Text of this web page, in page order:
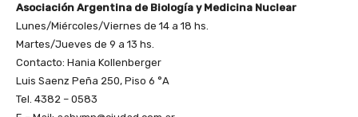
Asociación Argentina de Biología y Medicina Nuclear
Lunes/Miércoles/Viernes de 14 a 18 hs.
Martes/Jueves de 9 a 13 hs.
Contacto: Hania Kollenberger
Luis Saenz Peña 250, Piso 6 °A
Tel. 4382 – 0583